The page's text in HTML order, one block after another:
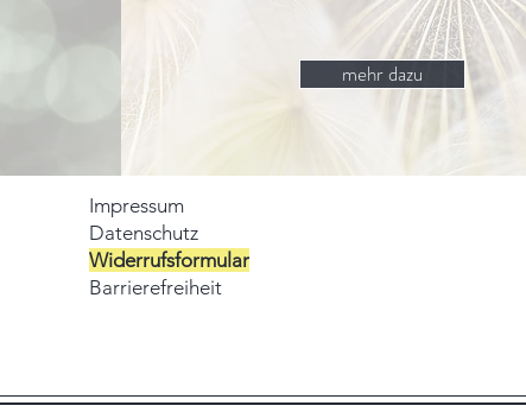
mehr dazu
Impressum
Datenschutz
Widerrufsformular
Barrierefreiheit